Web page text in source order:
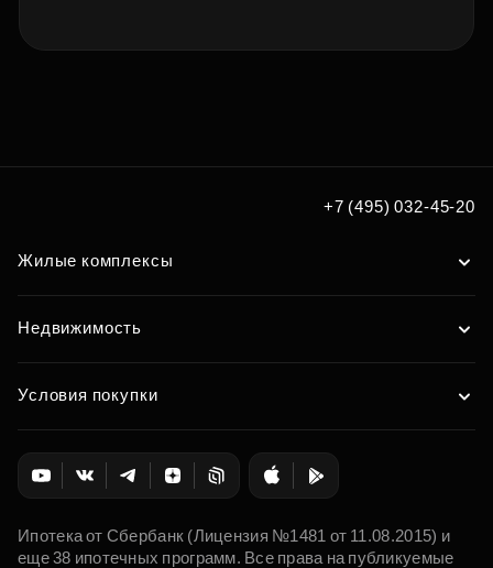
+7 (495) 032-45-20
Жилые комплексы
Недвижимость
Условия покупки
Ипотека от Сбербанк (Лицензия №1481 от 11.08.2015) и
еще 38 ипотечных программ. Все права на публикуемые